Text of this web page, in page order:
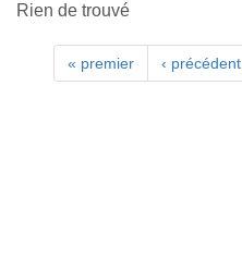
Rien de trouvé
« premier ‹ précédent